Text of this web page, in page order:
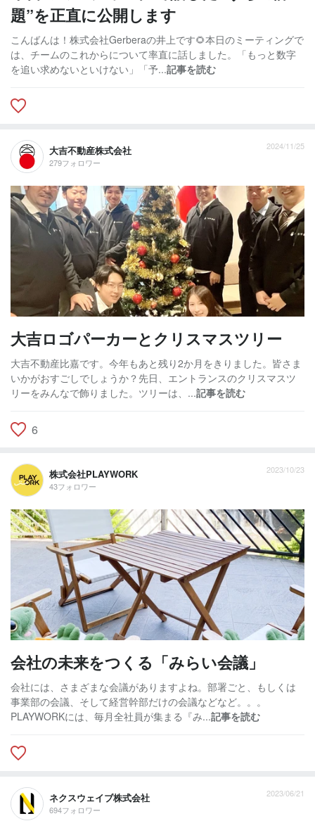
題”を正直に公開します
こんばんは！株式会社Gerberaの井上です🌻本日のミーティングで
は、チームのこれからについて率直に話しました。「もっと数字
を追い求めないといけない」「予...記事を読む
大吉不動産株式会社
279フォロワー
2024/11/25
大吉ロゴパーカーとクリスマスツリー
大吉不動産比嘉です。今年もあと残り2か月をきりました。皆さま
いかがおすごしでしょうか？先日、エントランスのクリスマスツ
リーをみんなで飾りました。ツリーは、...記事を読む
6
株式会社PLAYWORK
43フォロワー
2023/10/23
会社の未来をつくる「みらい会議」
会社には、さまざまな会議がありますよね。部署ごと、もしくは
事業部の会議、そして経営幹部だけの会議などなど。。。
PLAYWORKには、毎月全社員が集まる『み...記事を読む
ネクスウェイブ株式会社
694フォロワー
2023/06/21